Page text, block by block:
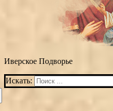
Иверское Подворье
Искать: